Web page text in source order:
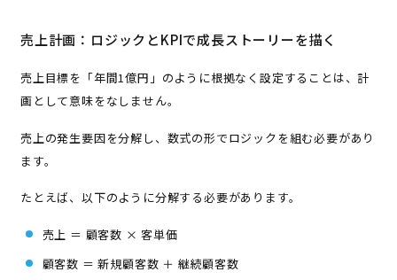
売上計画：ロジックとKPIで成長ストーリーを描く
売上目標を「年間1億円」のように根拠なく設定することは、計
画として意味をなしません。
売上の発生要因を分解し、数式の形でロジックを組む必要があり
ます。
たとえば、以下のように分解する必要があります。
売上 ＝ 顧客数 × 客単価
顧客数 ＝ 新規顧客数 ＋ 継続顧客数